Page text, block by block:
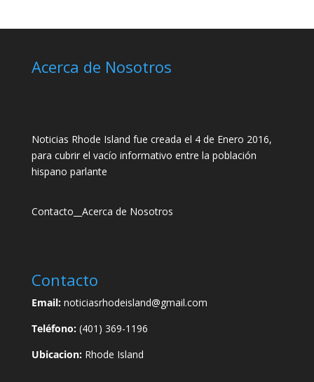
Acerca de Nosotros
Noticias Rhode Island fue creada el 4 de Enero 2016,
para cubrir el vacío informativo entre la población
hispano parlante
Contacto Acerca de Nosotros
Contacto
Email:noticiasrhodeisland@gmail.com
Teléfono:(401) 369-1196
Ubicacion:Rhode Island